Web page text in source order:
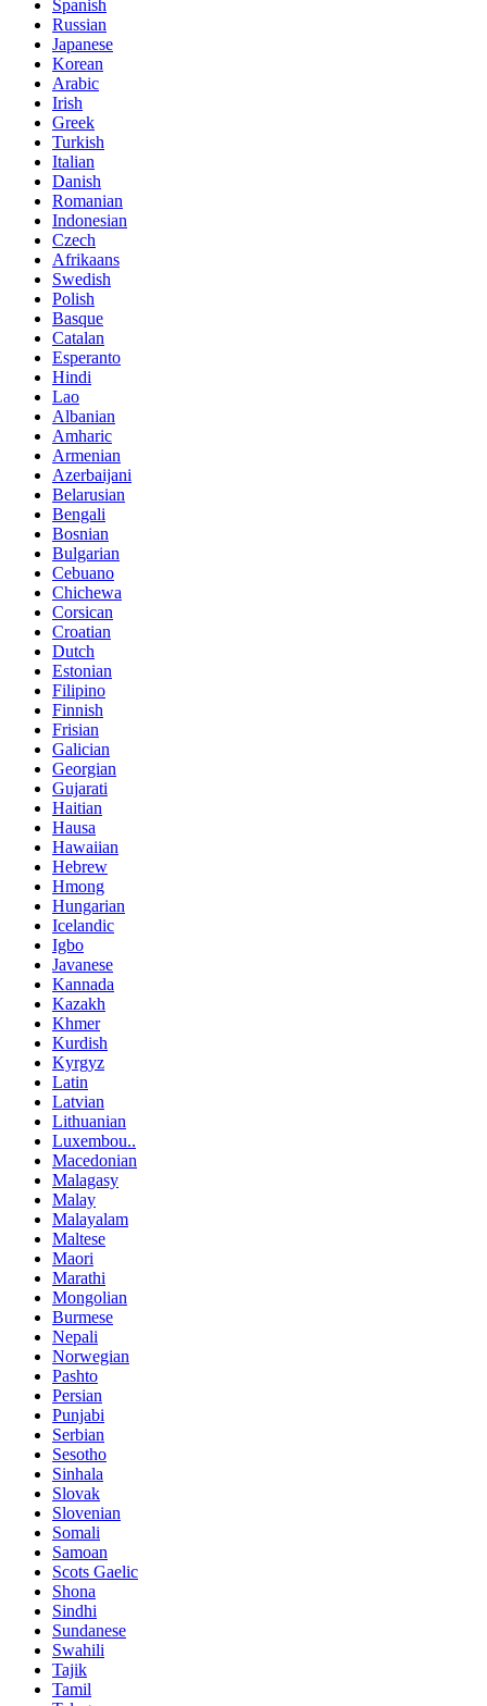
Spanish
Russian
Japanese
Korean
Arabic
Irish
Greek
Turkish
Italian
Danish
Romanian
Indonesian
Czech
Afrikaans
Swedish
Polish
Basque
Catalan
Esperanto
Hindi
Lao
Albanian
Amharic
Armenian
Azerbaijani
Belarusian
Bengali
Bosnian
Bulgarian
Cebuano
Chichewa
Corsican
Croatian
Dutch
Estonian
Filipino
Finnish
Frisian
Galician
Georgian
Gujarati
Haitian
Hausa
Hawaiian
Hebrew
Hmong
Hungarian
Icelandic
Igbo
Javanese
Kannada
Kazakh
Khmer
Kurdish
Kyrgyz
Latin
Latvian
Lithuanian
Luxembou..
Macedonian
Malagasy
Malay
Malayalam
Maltese
Maori
Marathi
Mongolian
Burmese
Nepali
Norwegian
Pashto
Persian
Punjabi
Serbian
Sesotho
Sinhala
Slovak
Slovenian
Somali
Samoan
Scots Gaelic
Shona
Sindhi
Sundanese
Swahili
Tajik
Tamil